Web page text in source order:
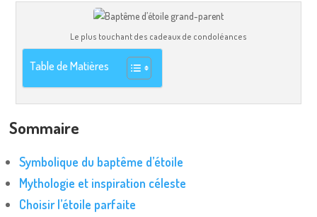
Le plus touchant des cadeaux de condoléances
Table de Matières
Sommaire
Symbolique du baptême d’étoile
Mythologie et inspiration céleste
Choisir l’étoile parfaite